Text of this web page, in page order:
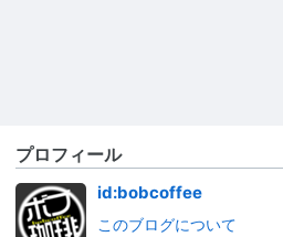
プロフィール
id:bobcoffee
このブログについて